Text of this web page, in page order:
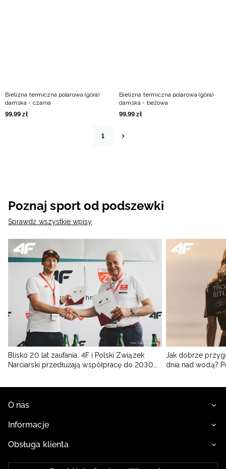
Bielizna termiczna polarowa (góra)
damska - czarna
99,99 zł
Bielizna termiczna polarowa (góra)
damska - beżowa
99,99 zł
1
Poznaj sport od podszewki
Sprawdź wszystkie wpisy
Blisko 20 lat zaufania. 4F i Polski Związek
Narciarski przedłużają współpracę do 2030
Jak dobrze
dnia nad wodą?
O nas
Informacje
Obsługa klienta